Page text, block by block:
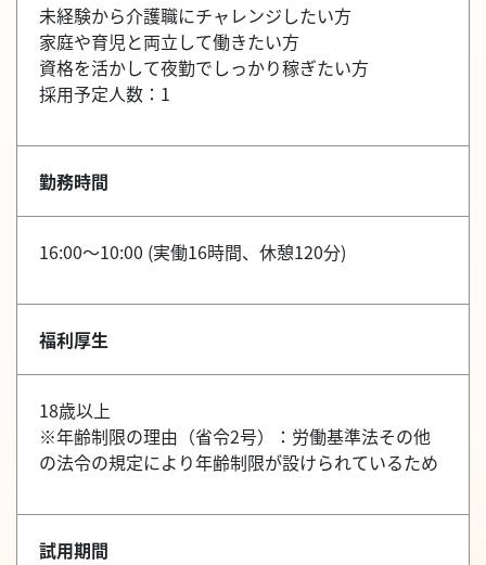
未経験から介護職にチャレンジしたい方
家庭や育児と両立して働きたい方
資格を活かして夜勤でしっかり稼ぎたい方
採用予定人数：1
勤務時間
16:00～10:00 (実働16時間、休憩120分)
福利厚生
18歳以上
※年齢制限の理由（省令2号）：労働基準法その他
の法令の規定により年齢制限が設けられているため
試用期間